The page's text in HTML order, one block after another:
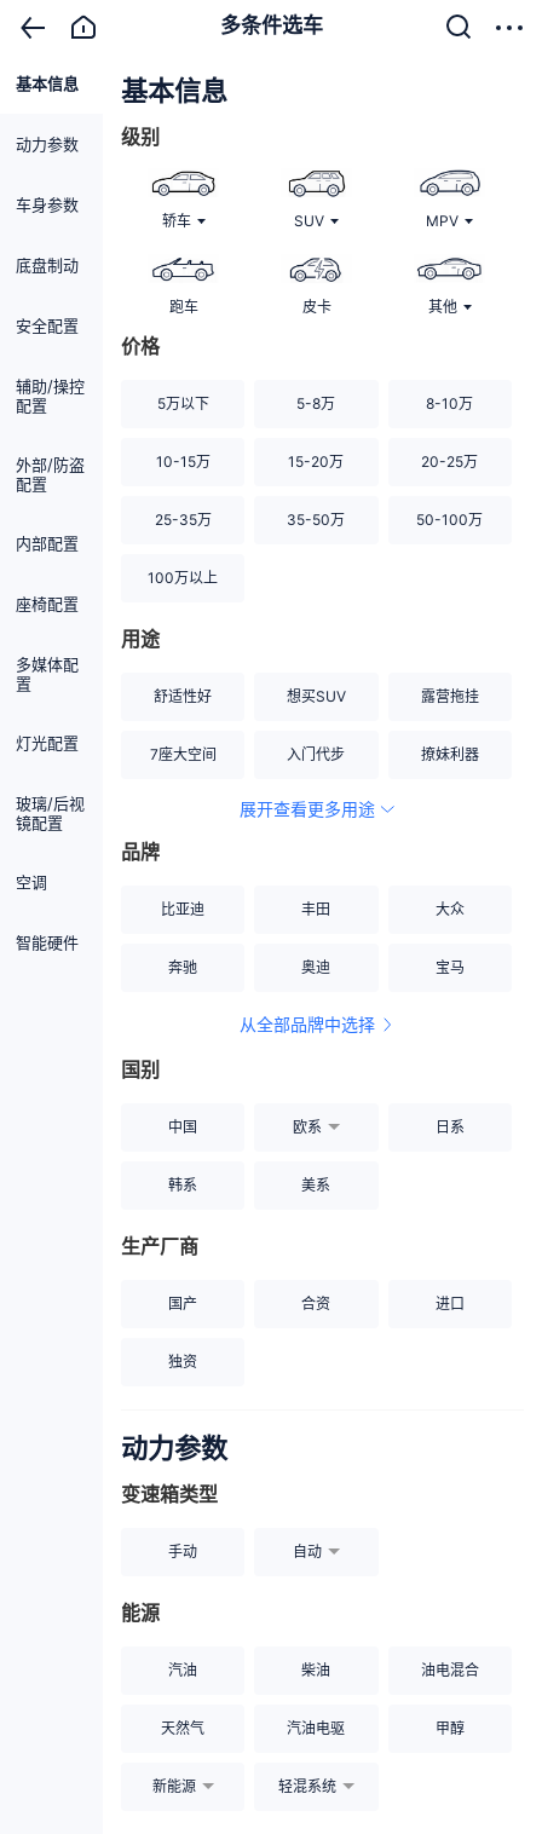
多条件选车
基本信息
动力参数
车身参数
底盘制动
安全配置
辅助/操控
配置
外部/防盗
配置
内部配置
座椅配置
多媒体配
置
灯光配置
玻璃/后视
镜配置
空调
智能硬件
基本信息
级别
轿车 SUV MPV
跑车 皮卡 其他
价格
5万以下 5-8万 8-10万
10-15万 15-20万 20-25万
25-35万 35-50万 50-100万
100万以上
用途
舒适性好 想买SUV 露营拖挂
7座大空间 入门代步 撩妹利器
空间宽敞
展开查看更多用途
品牌
比亚迪 丰田 大众
奔驰 奥迪 宝马
从全部品牌中选择
国别
中国 欧系 日系
韩系 美系
生产厂商
国产 合资 进口
独资
动力参数
变速箱类型
手动 自动
能源
汽油 柴油 油电混合
天然气 汽油电驱 甲醇
新能源 轻混系统